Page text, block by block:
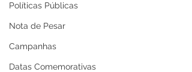
Políticas Públicas
Nota de Pesar
Campanhas
Datas Comemorativas